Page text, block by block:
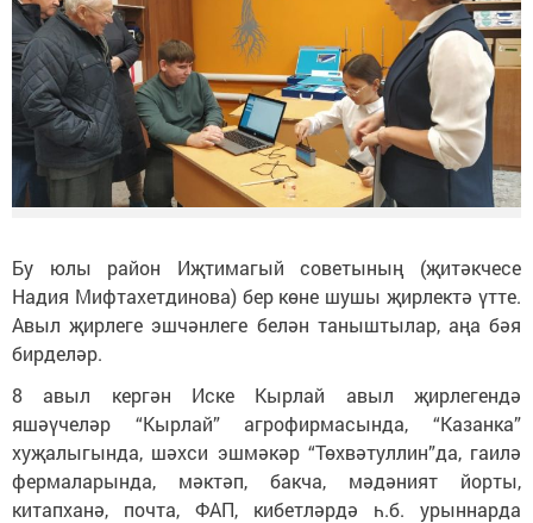
Бу юлы район Иҗтимагый советының (җитәкчесе
Надия Мифтахетдинова) бер көне шушы җирлектә үтте.
Авыл җирлеге эшчәнлеге белән таныштылар, аңа бәя
бирделәр.
8 авыл кергән Иске Кырлай авыл җирлегендә
яшәүчеләр “Кырлай” агрофирмасында, “Казанка”
хуҗалыгында, шәхси эшмәкәр “Төхвәтуллин”да, гаилә
фермаларында, мәктәп, бакча, мәдәният йорты,
китапханә, почта, ФАП, кибетләрдә һ.б. урыннарда